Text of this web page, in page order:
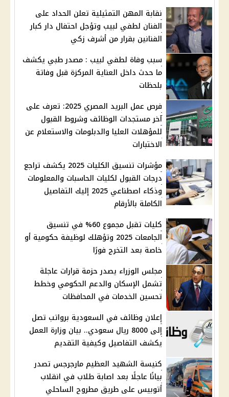
نقابة المهن التمثيلية تعلن الحداد على
الفنان لطفي لبيب وتؤجل احتفال دار كبار
الفنانين بقرار من أشرف زكي
سبب وفاة لطفي لبيب : مصدر طبي يكشف
ما حدث داخل العناية المركزة قبل وفاتة
بلحظات
فرص عمل البريد المصري 2025: تعرف على
آخر مستجدات الوظائف وشروط القبول
للمؤهلات العليا والدبلومات والاستعلام عن
الاختبارات
مؤشرات تنسيق الكليات 2025 يكشف تراجع
درجات القبول لكليات الحاسبات والمعلومات
وذكاء اصطناعي 2025 إليك التفاصيل
الكاملة بالأرقام
كليات تقبل مجموع 60% في تنسيق
الجامعات 2025 وتؤهلك لوظيفة حكومية أو
خاصة بعد التخرج فورًا
مجلس الوزراء يصدر حزمة قرارات عاجلة
تشمل الإسكان والدعم الحكومي وخطط
تحسين الخدمات في المحافظات
إعلان وظائف في السعودية برواتب تصل
إلى 8000 ريال سعودي.. بيان وزارة العمل
يكشف التفاصيل وكيفية التقديم
كنيسة الشهيد العظيم مارجرجس تصدر
بيانًا عاجلًا بعد اصابة طلاب في انقلاب
أتوبيس على طريق مطروح الساحلي